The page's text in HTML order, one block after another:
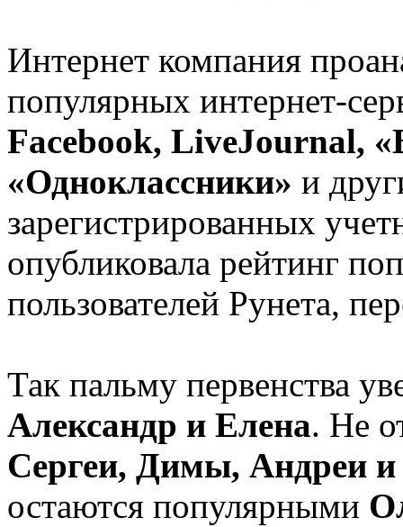
Интернет компания
популярных интернет-
Facebook, LiveJournal,
«Одноклассники» и
зарегистрированных
опубликовала рейтинг
пользователей Рунета,
Так пальму первенства
Александр и Елена. Не
Сергеи, Димы, Андреи и
остаются популярными